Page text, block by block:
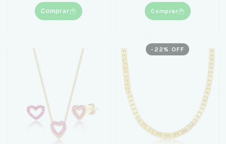
Comprar Comprar
- 22 % OFF